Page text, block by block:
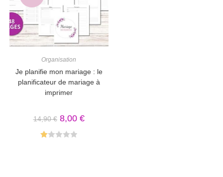
Organisation
Je planifie mon mariage : le
planificateur de mariage à
imprimer
14,90€ 8,00 €